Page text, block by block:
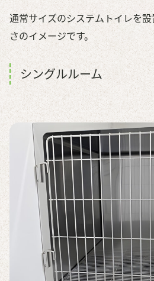
通常サイズのシステムトイレを
さのイメージです。
シングルルーム